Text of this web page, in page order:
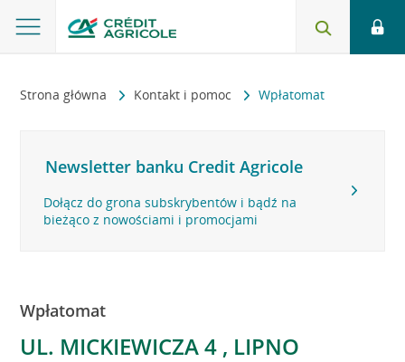
Strona główna Kontakt i pomoc Wpłatomat
Newsletter banku Credit Agricole
Dołącz do grona subskrybentów i bądź na
bieżąco z nowościami i promocjami
Wpłatomat
UL. MICKIEWICZA 4 , LIPNO